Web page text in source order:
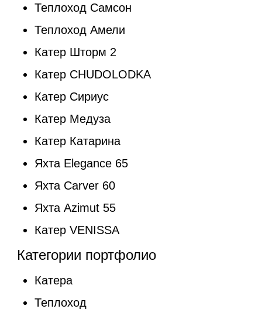
Теплоход Самсон
Теплоход Амели
Катер Шторм 2
Катер CHUDOLODKA
Катер Сириус
Катер Медуза
Катер Катарина
Яхта Elegance 65
Яхта Carver 60
Яхта Azimut 55
Катер VENISSA
Категории портфолио
Катера
Теплоход